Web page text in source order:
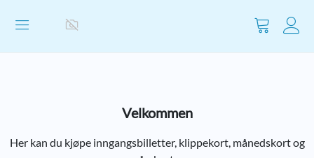
Velkommen
Her kan du kjøpe inngangsbilletter, klippekort, månedskort og